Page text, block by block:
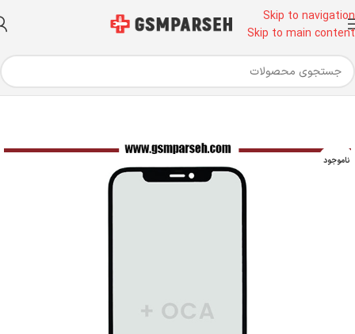
Skip to navigation
Skip to main content
تجهیزات تعویض گلس گلس- تاچ - OCA گلس آیفون - گلس آیفون با OCA
ناموجود